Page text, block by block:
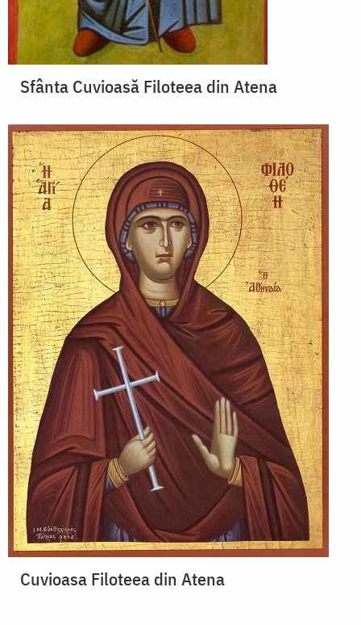
Sfânta Cuvioasă Filoteea din Atena
Cuvioasa Filoteea din Atena